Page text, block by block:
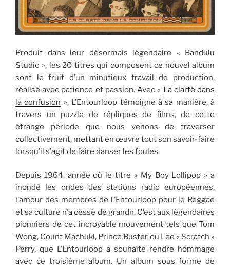
Produit dans leur désormais légendaire « Bandulu
Studio », les 20 titres qui composent ce nouvel album
sont le fruit d’un minutieux travail de production,
réalisé avec patience et passion. Avec « La clarté dans
la confusion », L’Entourloop témoigne à sa manière, à
travers un puzzle de répliques de films, de cette
étrange période que nous venons de traverser
collectivement, mettant en œuvre tout son savoir-faire
lorsqu’il s’agit de faire danser les foules.
Depuis 1964, année où le titre « My Boy Lollipop » a
inondé les ondes des stations radio européennes,
l’amour des membres de L’Entourloop pour le Reggae
et sa culture n’a cessé de grandir. C’est aux légendaires
pionniers de cet incroyable mouvement tels que Tom
Wong, Count Machuki, Prince Buster ou Lee « Scratch »
Perry, que L’Entourloop a souhaité rendre hommage
avec ce troisième album. Un album sous forme de